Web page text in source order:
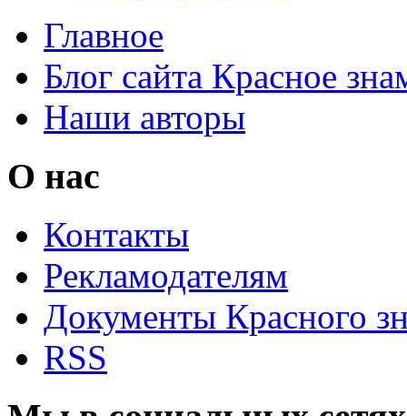
Главное
Блог сайта Красное
Наши авторы
О нас
Контакты
Рекламодателям
Документы Красного
RSS